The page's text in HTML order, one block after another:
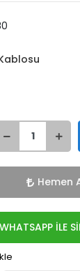
Hemen
WHATSAPP İLE